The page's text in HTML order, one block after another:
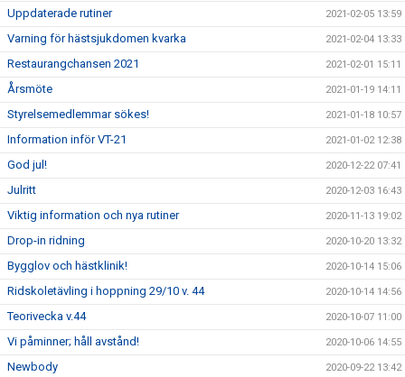
Uppdaterade rutiner 2021-02-05 13:59
Varning för hästsjukdomen kvarka 2021-02-04 13:33
Restaurangchansen 2021 2021-02-01 15:11
Årsmöte 2021-01-19 14:11
Styrelsemedlemmar sökes! 2021-01-18 10:57
Information inför VT-21 2021-01-02 12:38
God jul! 2020-12-22 07:41
Julritt 2020-12-03 16:43
Viktig information och nya rutiner 2020-11-13 19:02
Drop-in ridning 2020-10-20 13:32
Bygglov och hästklinik! 2020-10-14 15:06
Ridskoletävling i hoppning 29/10 v. 44 2020-10-14 14:56
Teorivecka v.44 2020-10-07 11:00
Vi påminner; håll avstånd! 2020-10-06 14:55
Newbody 2020-09-22 13:42